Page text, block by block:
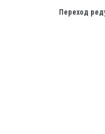
Переход